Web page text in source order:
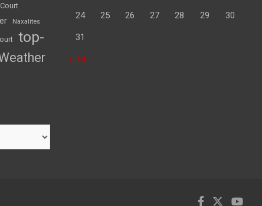
Naxalites
top-
24 25 26 27 28 29 30
31
« Jul